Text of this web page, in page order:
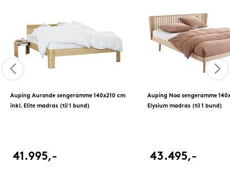
Auping Auronde sengeramme 140x210 cm
inkl. Elite madras (til 1 bund)
41.995,-
Auping Noa sengeramme
Elysium madras (til 1 bund)
43.495,-